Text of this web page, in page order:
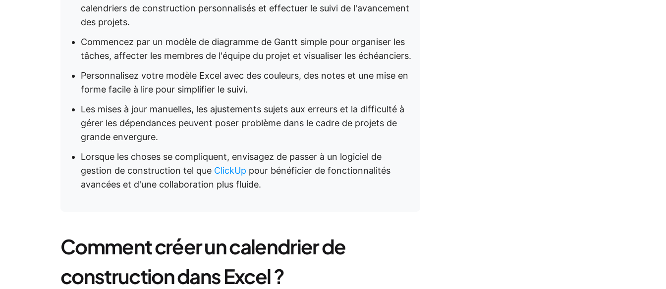
calendriers de construction personnalisés et effectuer le suivi de l'avancement
des projets.
Commencez par un modèle de diagramme de Gantt simple pour organiser les
tâches, affecter les membres de l'équipe du projet et visualiser les échéanciers.
Personnalisez votre modèle Excel avec des couleurs, des notes et une mise en
forme facile à lire pour simplifier le suivi.
Les mises à jour manuelles, les ajustements sujets aux erreurs et la difficulté à
gérer les dépendances peuvent poser problème dans le cadre de projets de
grande envergure.
Lorsque les choses se compliquent, envisagez de passer à un logiciel de
gestion de construction tel que ClickUp pour bénéficier de fonctionnalités
avancées et d'une collaboration plus fluide.
Comment créer un calendrier de
construction dans Excel ?